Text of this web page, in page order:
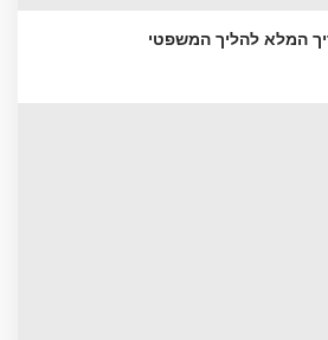
המלא להליך המשפטי